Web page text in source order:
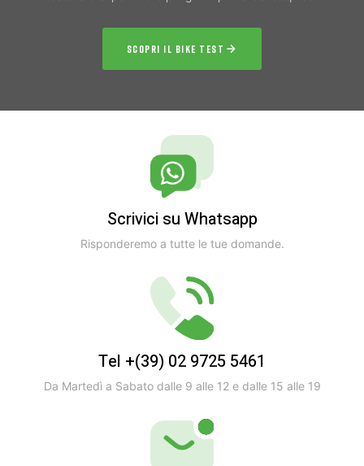
SCOPRI IL BIKE TEST
Scrivici su Whatsapp
Risponderemo a tutte le tue domande.
Tel +(39) 02 9725 5461
Da Martedì a Sabato dalle 9 alle 12 e dalle 15 alle 19